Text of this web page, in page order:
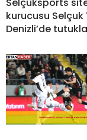
kurucusu Selçuk
Denizli’de